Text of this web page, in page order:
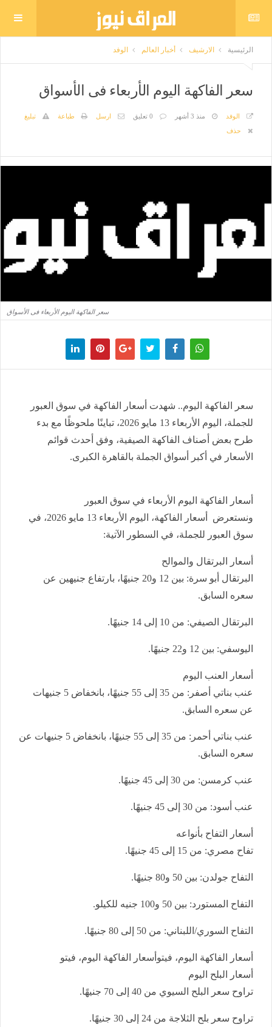
الرئيسية الارشيف أخبار العالم الوفد
سعر الفاكهة اليوم الأربعاء فى الأسواق
الوفد منذ 3 أشهر 0 تعليق ارسل طباعة
تبليغ
حذف
سعر الفاكهة اليوم الأربعاء فى الأسواق
سعر الفاكهة اليوم.. شهدت أسعار الفاكهة في سوق العبور
للجملة، اليوم الأربعاء 13 مايو 2026، تباينًا ملحوظًا مع بدء
طرح بعض أصناف الفاكهة الصيفية، وفق أحدث قوائم
الأسعار في أكبر أسواق الجملة بالقاهرة الكبرى.
أسعار الفاكهة اليوم الأربعاء في سوق العبور
ونستعرض أسعار الفاكهة، اليوم الأربعاء 13 مايو 2026، في
سوق العبور للجملة، في السطور الآتية:
أسعار البرتقال والموالح
البرتقال أبو سرة: بين 12 و20 جنيهًا، بارتفاع جنيهين عن
سعره السابق.
البرتقال الصيفي: من 10 إلى 14 جنيهًا.
اليوسفي: بين 12 و22 جنيهًا.
أسعار العنب اليوم
عنب بناتي أصفر: من 35 إلى 55 جنيهًا، بانخفاض 5 جنيهات
عن سعره السابق.
عنب بناتي أحمر: من 35 إلى 55 جنيهًا، بانخفاض 5 جنيهات عن
سعره السابق.
عنب كرمسن: من 30 إلى 45 جنيهًا.
عنب أسود: من 30 إلى 45 جنيهًا.
أسعار التفاح بأنواعه
تفاح مصري: من 15 إلى 45 جنيهًا.
التفاح جولدن: بين 50 و80 جنيهًا.
التفاح المستورد: بين 50 و100 جنيه للكيلو.
التفاح السوري/اللبناني: من 50 إلى 80 جنيهًا.
أسعار الفاكهة اليوم، فيتوأسعار الفاكهة اليوم، فيتو
أسعار البلح اليوم
تراوح سعر البلح السيوي من 40 إلى 70 جنيهًا.
تراوح سعر بلح الثلاجة من 24 إلى 30 جنيهًا.